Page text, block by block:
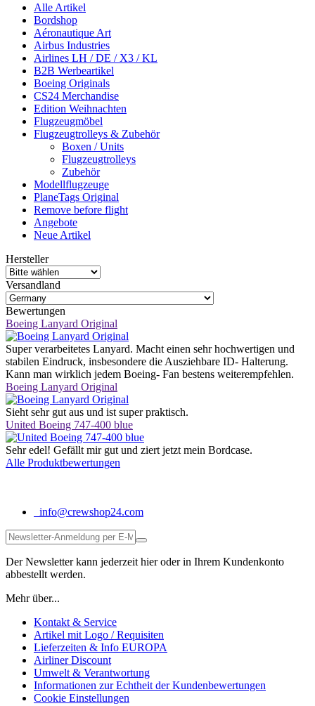
Alle Artikel
Bordshop
Aéronautique Art
Airbus Industries
Airlines LH / DE / X3 / KL
B2B Werbeartikel
Boeing Originals
CS24 Merchandise
Edition Weihnachten
Flugzeugmöbel
Flugzeugtrolleys & Zubehör
Boxen / Units
Flugzeugtrolleys
Zubehör
Modellflugzeuge
PlaneTags Original
Remove before flight
Angebote
Neue Artikel
Hersteller
Versandland
Bewertungen
Boeing Lanyard Original
Super verarbeitetes Lanyard. Macht einen sehr hochwertigen und
stabilen Eindruck, insbesondere die Ausziehbare ID- Halterung.
Kann man wirklich jedem Boeing- Fan bestens weiterempfehlen.
Boeing Lanyard Original
Sieht sehr gut aus und ist super praktisch.
United Boeing 747-400 blue
Sehr edel! Gefällt mir gut und ziert jetzt mein Bordcase.
Alle Produktbewertungen
info@crewshop24.com
Der Newsletter kann jederzeit hier oder in Ihrem Kundenkonto
abbestellt werden.
Mehr über...
Kontakt & Service
Artikel mit Logo / Requisiten
Lieferzeiten & Info EUROPA
Airliner Discount
Umwelt & Verantwortung
Informationen zur Echtheit der Kundenbewertungen
Cookie Einstellungen